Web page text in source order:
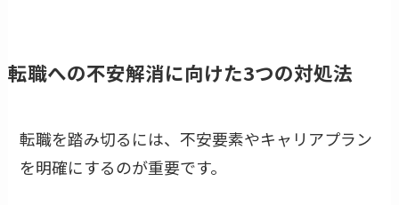
転職への不安解消に向けた3つの対処法
転職を踏み切るには、不安要素やキャリアプラン
を明確にするのが重要です。